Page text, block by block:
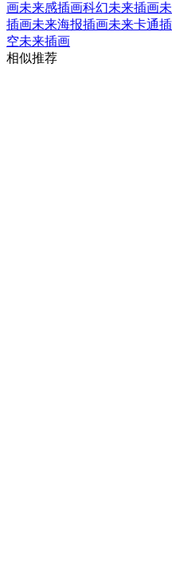
画未来感插画科幻未来插画
插画未来海报插画未来卡通
空未来插画
相似推荐